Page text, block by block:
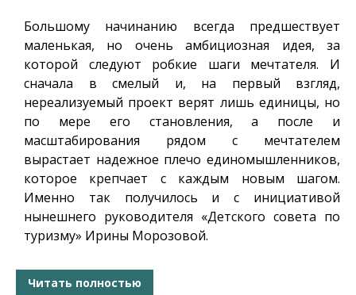
Большому начинанию всегда предшествует
маленькая, но очень амбициозная идея, за
которой следуют робкие шаги мечтателя. И
сначала в смелый и, на первый взгляд,
нереализуемый проект верят лишь единицы, но
по мере его становления, а после и
масштабирования рядом с мечтателем
вырастает надежное плечо единомышленников,
которое крепчает с каждым новым шагом.
Именно так получилось и с инициативой
нынешнего руководителя «Детского совета по
туризму» Ирины Морозовой.
Читать полностью